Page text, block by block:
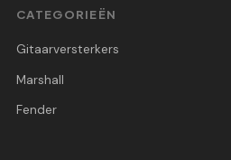
CATEGORIEËN
Gitaarversterkers
Marshall
Fender